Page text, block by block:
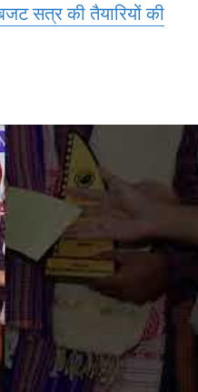
सत्र की तैयारियों की